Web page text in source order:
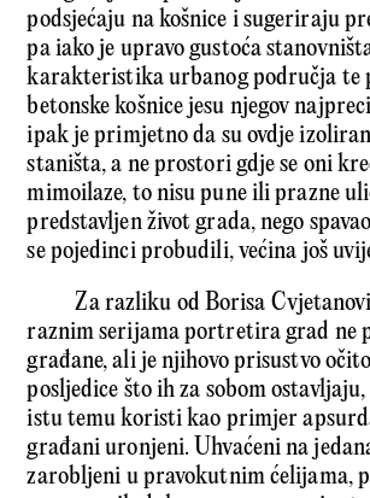
podsjećaju na košnice i sugeriraju
pa iako je upravo gustoća
karakteristika urbanog područja te
betonske košnice jesu njegov
ipak je primjetno da su ovdje
staništa, a ne prostori gdje se oni
mimoilaze, to nisu pune ili prazne
predstavljen život grada, nego
se pojedinci probudili, većina još
Za razliku od Borisa
raznim serijama portretira grad ne
građane, ali je njihovo prisustvo
posljedice što ih za sobom
istu temu koristi kao primjer
građani uronjeni. Uhvaćeni na
zarobljeni u pravokutnim ćelijama,